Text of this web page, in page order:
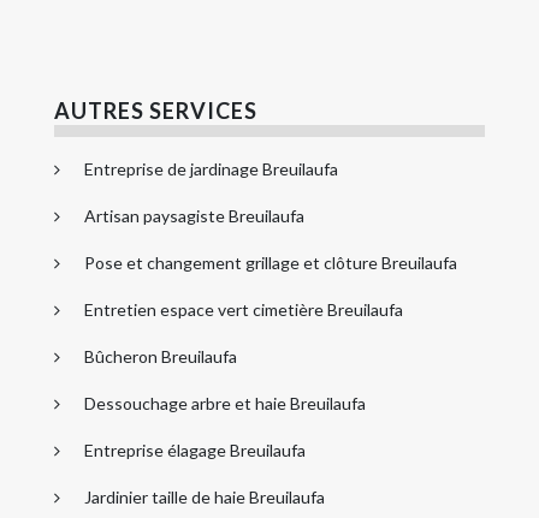
AUTRES SERVICES
Entreprise de jardinage Breuilaufa
Artisan paysagiste Breuilaufa
Pose et changement grillage et clôture Breuilaufa
Entretien espace vert cimetière Breuilaufa
Bûcheron Breuilaufa
Dessouchage arbre et haie Breuilaufa
Entreprise élagage Breuilaufa
Jardinier taille de haie Breuilaufa